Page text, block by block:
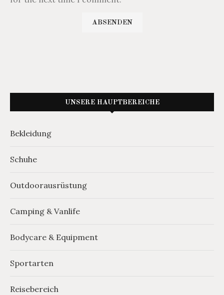
UNSERE HAUPTBEREICHE
Bekleidung
Schuhe
Outdoorausrüstung
Camping & Vanlife
Bodycare & Equipment
Sportarten
Reisebereich